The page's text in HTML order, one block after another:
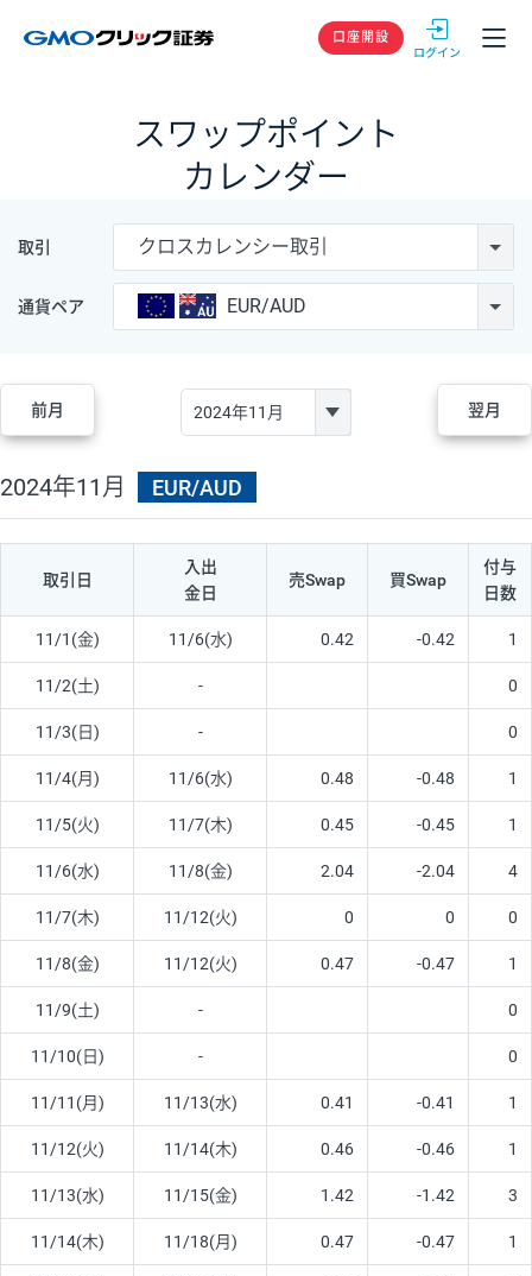
GMOクリック
口座開設
スワップポイント
カレンダー
取引 クロスカレンシー取引
通貨ペア EUR/AUD
前月 翌月
2024年11月 EUR/AUD
取引日
入出
金日
売Swap 買Swap
付与
日数
11/1(金) 11/6(水) 0.42 -0.42 1
11/2(土) - 0
11/3(日) - 0
11/4(月) 11/6(水) 0.48 -0.48 1
11/5(火) 11/7(木) 0.45 -0.45 1
11/6(水) 11/8(金) 2.04 -2.04 4
11/7(木) 11/12(火) 0 0 0
11/8(金) 11/12(火) 0.47 -0.47 1
11/9(土) - 0
11/10(日) - 0
11/11(月) 11/13(水) 0.41 -0.41 1
11/12(火) 11/14(木) 0.46 -0.46 1
11/13(水) 11/15(金) 1.42 -1.42 3
11/14(木) 11/18(月) 0.47 -0.47 1